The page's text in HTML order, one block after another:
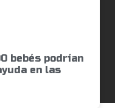
bebés podrían
en las